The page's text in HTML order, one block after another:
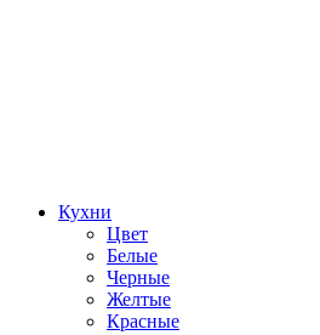
Кухни
Цвет
Белые
Черные
Желтые
Красные